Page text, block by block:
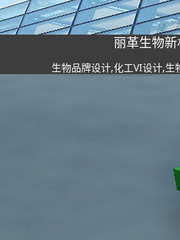
丽革生物
生物品牌设计,化工VI设计,